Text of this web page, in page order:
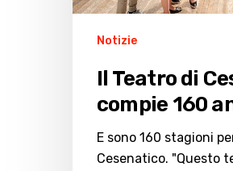
Notizie
Il Teatro di
compie 160
E sono 160 stagioni
Cesenatico. "Questo